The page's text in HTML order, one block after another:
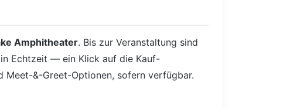
Amphitheater. Bis zur Veranstaltung sind
Echtzeit — ein Klick auf die Kauf-
Meet-&-Greet-Optionen, sofern verfügbar.